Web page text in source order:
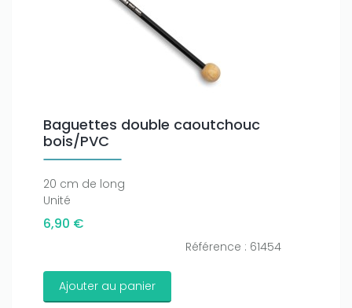
Baguettes double caoutchouc
bois/PVC
20 cm de long
Unité
6,90 €
Référence : 61454
Ajouter au panier